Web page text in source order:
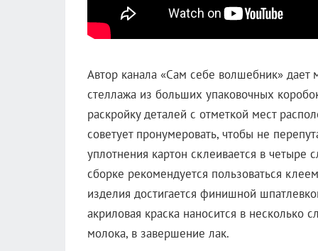
Автор канала «Сам себе волшебник» дает
стеллажа из больших упаковочных
раскройку деталей с отметкой мест
советует пронумеровать, чтобы не
уплотнения картон склеивается в четыре
сборке рекомендуется пользоваться
изделия достигается финишной
акриловая краска наносится в несколько
молока, в завершение лак.